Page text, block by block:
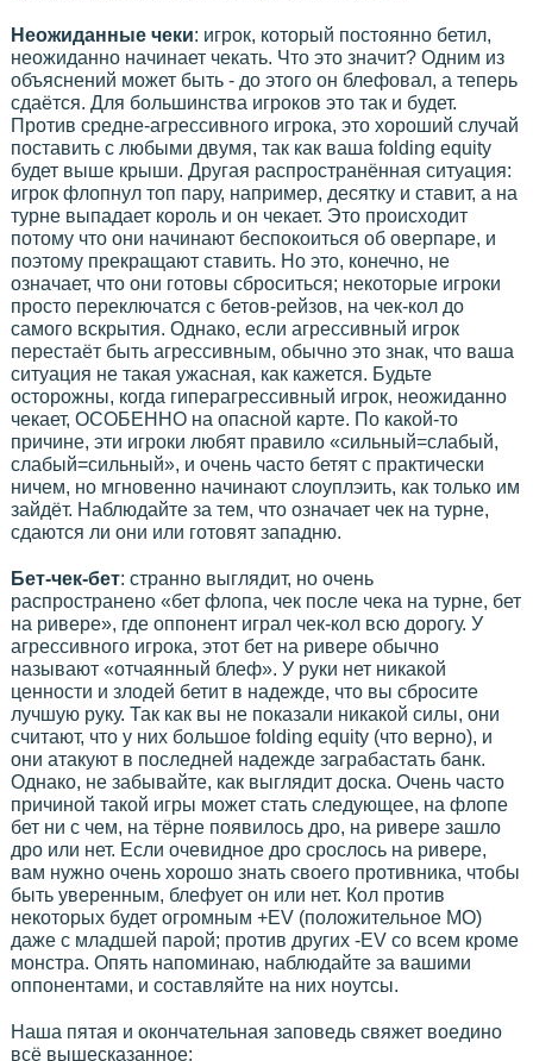
Неожиданные чеки: игрок, который постоянно бетил,
неожиданно начинает чекать. Что это значит? Одним из
объяснений может быть - до этого он блефовал, а теперь
сдаётся. Для большинства игроков это так и будет.
Против средне-агрессивного игрока, это хороший случай
поставить с любыми двумя, так как ваша folding equity
будет выше крыши. Другая распространённая ситуация:
игрок флопнул топ пару, например, десятку и ставит, а на
турне выпадает король и он чекает. Это происходит
потому что они начинают беспокоиться об оверпаре, и
поэтому прекращают ставить. Но это, конечно, не
означает, что они готовы сброситься; некоторые игроки
просто переключатся с бетов-рейзов, на чек-кол до
самого вскрытия. Однако, если агрессивный игрок
перестаёт быть агрессивным, обычно это знак, что ваша
ситуация не такая ужасная, как кажется. Будьте
осторожны, когда гиперагрессивный игрок, неожиданно
чекает, ОСОБЕННО на опасной карте. По какой-то
причине, эти игроки любят правило «сильный=слабый,
слабый=сильный», и очень часто бетят с практически
ничем, но мгновенно начинают слоуплэить, как только им
зайдёт. Наблюдайте за тем, что означает чек на турне,
сдаются ли они или готовят западню.
Бет-чек-бет: странно выглядит, но очень
распространено «бет флопа, чек после чека на турне, бет
на ривере», где оппонент играл чек-кол всю дорогу. У
агрессивного игрока, этот бет на ривере обычно
называют «отчаянный блеф». У руки нет никакой
ценности и злодей бетит в надежде, что вы сбросите
лучшую руку. Так как вы не показали никакой силы, они
считают, что у них большое folding equity (что верно), и
они атакуют в последней надежде заграбастать банк.
Однако, не забывайте, как выглядит доска. Очень часто
причиной такой игры может стать следующее, на флопе
бет ни с чем, на тёрне появилось дро, на ривере зашло
дро или нет. Если очевидное дро срослось на ривере,
вам нужно очень хорошо знать своего противника, чтобы
быть уверенным, блефует он или нет. Кол против
некоторых будет огромным +EV (положительное МО)
даже с младшей парой; против других -EV со всем кроме
монстра. Опять напоминаю, наблюдайте за вашими
оппонентами, и составляйте на них ноутсы.
Наша пятая и окончательная заповедь свяжет воедино
всё вышесказанное: